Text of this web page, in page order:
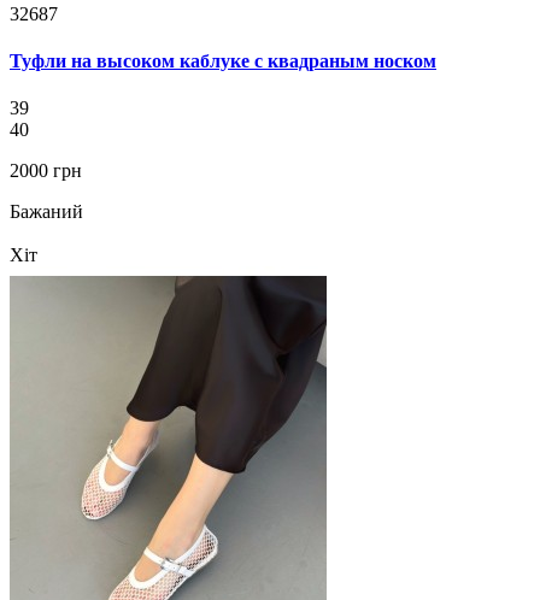
32687
Туфли на высоком каблуке с квадраным носком
39
40
2000 грн
Бажаний
Хіт